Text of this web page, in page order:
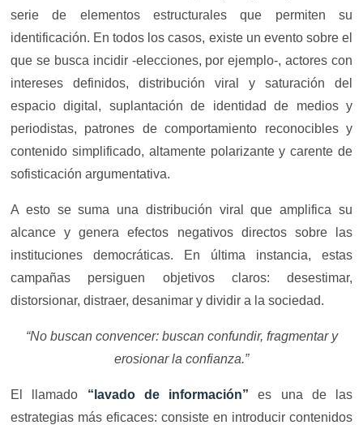
serie de elementos estructurales que permiten su
identificación. En todos los casos, existe un evento sobre el
que se busca incidir -elecciones, por ejemplo-, actores con
intereses definidos, distribución viral y saturación del
espacio digital, suplantación de identidad de medios y
periodistas, patrones de comportamiento reconocibles y
contenido simplificado, altamente polarizante y carente de
sofisticación argumentativa.
A esto se suma una distribución viral que amplifica su
alcance y genera efectos negativos directos sobre las
instituciones democráticas. En última instancia, estas
campañas persiguen objetivos claros: desestimar,
distorsionar, distraer, desanimar y dividir a la sociedad.
“No buscan convencer: buscan confundir, fragmentar y
erosionar la confianza.”
El llamado “lavado de información” es una de las
estrategias más eficaces: consiste en introducir contenidos